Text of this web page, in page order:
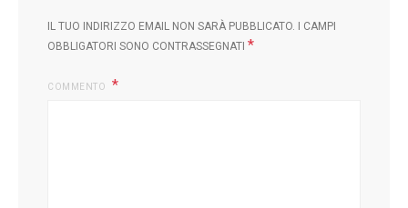
IL TUO INDIRIZZO EMAIL NON SARÀ PUBBLICATO. I CAMPI
OBBLIGATORI SONO CONTRASSEGNATI *
COMMENTO